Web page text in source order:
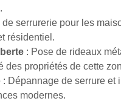
serrurerie pour les
résidentiel.
: Pose de rideaux
des propriétés de cette
: Dépannage de serrure et
modernes.